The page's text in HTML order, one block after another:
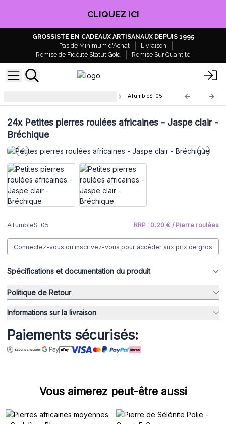
CLIQUEZ ICI
GROSSISTE EN CADEAUX ARTISANAUX DEPUIS 1995
Pas de Minimum d'Achat
Livraison
Remise de Fidélité Statut Gold
Remise Sur Quantité
ATumbleS-05
24xPetites pierres roulées africaines - Jaspe clair -
Bréchique
ATumbleS-05 RRP : 0,20 € / Pierre roulées
Connectez-vous ou inscrivez-vous pour accéder aux prix de gros
Spécifications et documentation du produit
Politique de Retour
Informations sur la livraison
Paiements sécurisés:
Vous aimerez peut-être aussi